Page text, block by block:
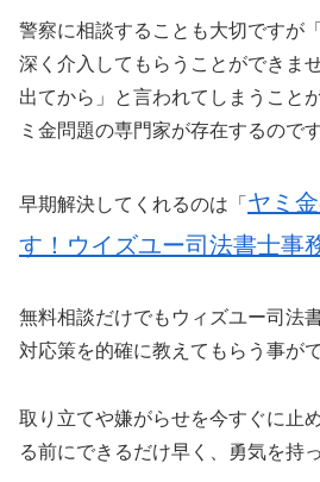
警察に相談することも大切ですが
深く介入してもらうことができま
出てから」と言われてしまうこと
ミ金問題の専門家が存在するのです
早期解決してくれるのは「 ヤミ
す！ウイズユー司法書士事
無料相談だけでもウィズユー司法
対応策を的確に教えてもらう事が
取り立てや嫌がらせを今すぐに止
る前にできるだけ早く、勇気を持